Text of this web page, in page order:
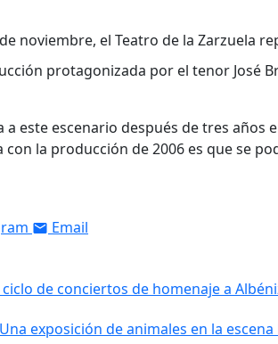
noviembre, el Teatro de la Zarzuela
protagonizada por el tenor José
este escenario después de tres años
la producción de 2006 es que se
Email
de conciertos de homenaje a
Una exposición de animales en la